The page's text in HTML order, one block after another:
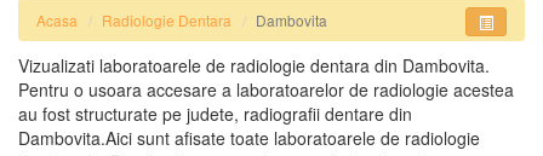
Acasa Radiologie Dentara Dambovita
Vizualizati laboratoarele de radiologie dentara din Dambovita.
Pentru o usoara accesare a laboratoarelor de radiologie acestea
au fost structurate pe judete, radiografii dentare din
Dambovita.Aici sunt afisate toate laboratoarele de radiologie